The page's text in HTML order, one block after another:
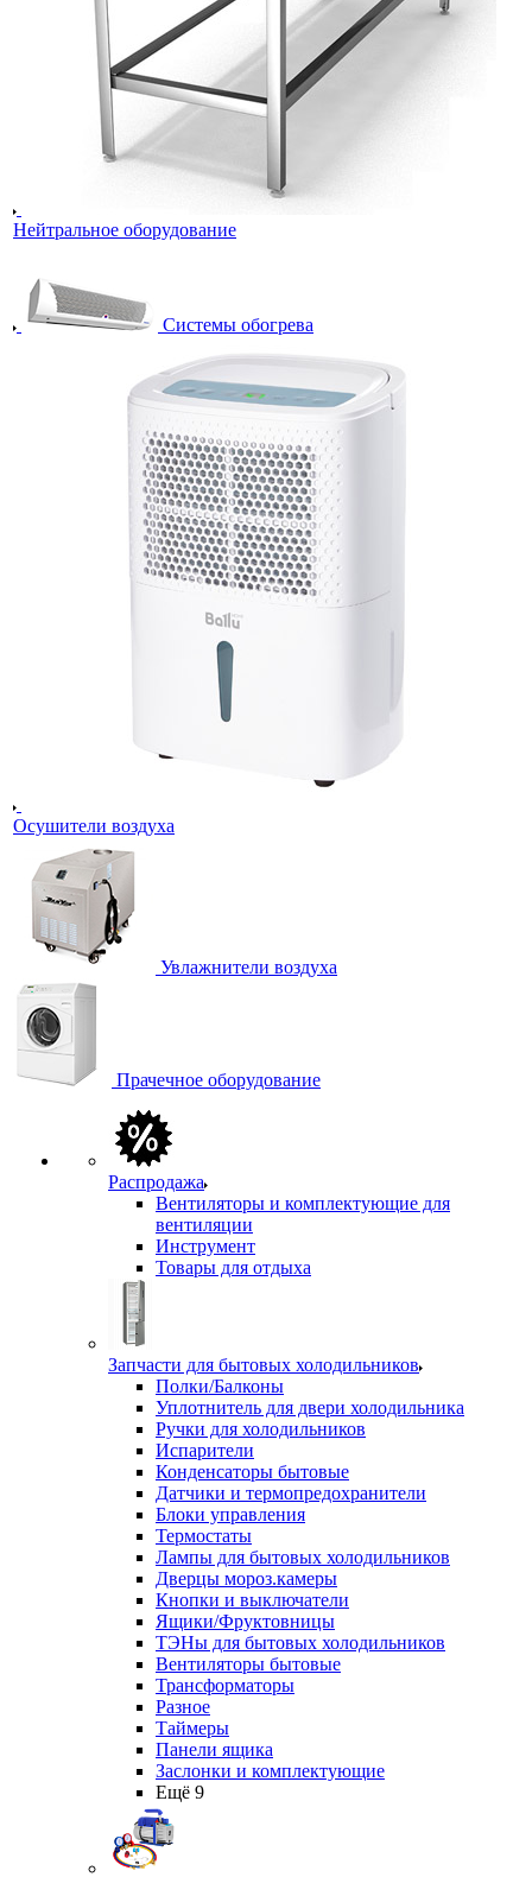
Нейтральное оборудование
Системы обогрева
Осушители воздуха
Увлажнители воздуха
Прачечное оборудование
Распродажа
Вентиляторы и комплектующие для
вентиляции
Инструмент
Товары для отдыха
Запчасти для бытовых холодильников
Полки/Балконы
Уплотнитель для двери холодильника
Ручки для холодильников
Испарители
Конденсаторы бытовые
Датчики и термопредохранители
Блоки управления
Термостаты
Лампы для бытовых холодильников
Дверцы мороз.камеры
Кнопки и выключатели
Ящики/Фруктовницы
ТЭНы для бытовых холодильников
Вентиляторы бытовые
Трансформаторы
Разное
Таймеры
Панели ящика
Заслонки и комплектующие
Ещё 9